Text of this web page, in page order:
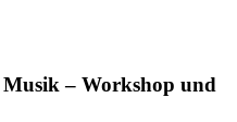
Musik – Workshop und